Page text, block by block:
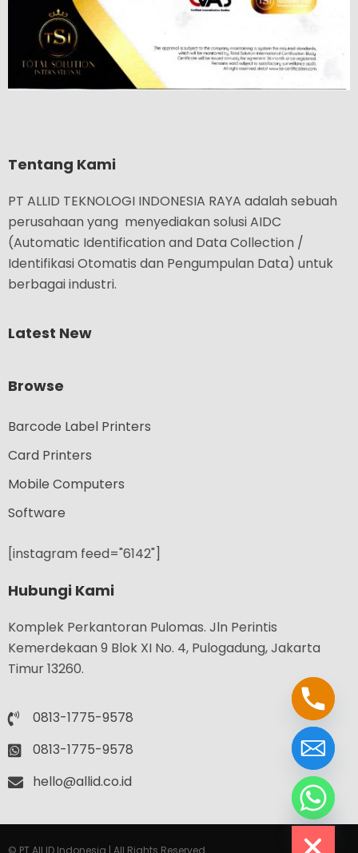
Tentang Kami
PT ALLID TEKNOLOGI INDONESIA RAYA adalah sebuah
perusahaan yang menyediakan solusi AIDC
(Automatic Identification and Data Collection /
Identifikasi Otomatis dan Pengumpulan Data) untuk
berbagai industri.
Latest New
Browse
Barcode Label Printers
Card Printers
Mobile Computers
Software
[instagram feed="6142"]
Hubungi Kami
Komplek Perkantoran Pulomas. Jln Perintis
Kemerdekaan 9 Blok XI No. 4, Pulogadung, Jakarta
Timur 13260.
0813-1775-9578
0813-1775-9578
hello@allid.co.id
Hide
chaty